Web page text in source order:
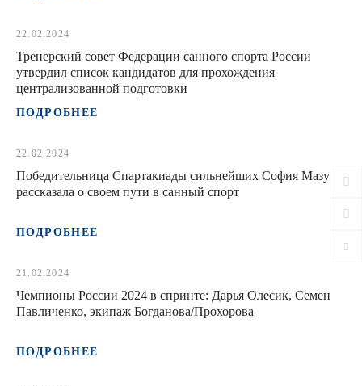
22.02.2024
Тренерский совет Федерации санного спорта России
утвердил список кандидатов для прохождения
централизованной подготовки
ПОДРОБНЕЕ
22.02.2024
Победительница Спартакиады сильнейших София Мазур
рассказала о своем пути в санный спорт
ПОДРОБНЕЕ
21.02.2024
Чемпионы России 2024 в спринте: Дарья Олесик, Семен
Павличенко, экипаж Богданова/Прохорова
ПОДРОБНЕЕ